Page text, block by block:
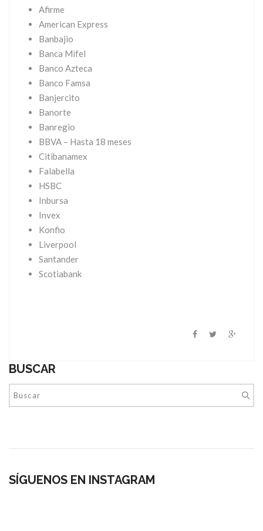
Afirme
American Express
Banbajio
Banca Mifel
Banco Azteca
Banco Famsa
Banjercito
Banorte
Banregio
BBVA – Hasta 18 meses
Citibanamex
Falabella
HSBC
Inbursa
Invex
Konfio
Liverpool
Santander
Scotiabank
BUSCAR
SÍGUENOS EN INSTAGRAM